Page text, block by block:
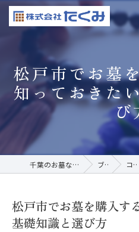
松戸市でお墓
知っておきた
び
千葉のお墓なら株式会社たくみ ブログ コラム
松戸市でお墓を購入す
基礎知識と選び方